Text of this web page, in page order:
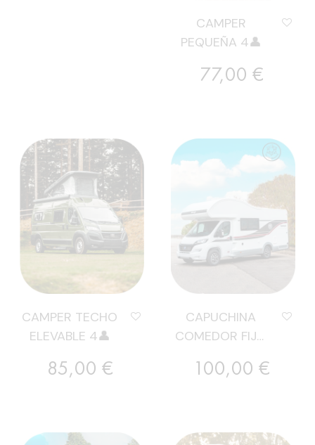
CAMPER
PEQUEÑA 4👤
Preu
77,00 €
CAMPER TECHO
ELEVABLE 4👤
Preu
85,00 €
CAPUCHINA
COMEDOR FIJO
Preu
100,00 €